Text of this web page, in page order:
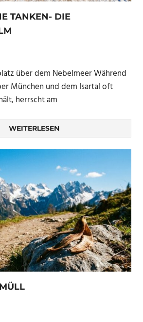
TANKEN- DIE
über dem Nebelmeer Während
München und dem Isartal oft
herrscht am
WEITERLESEN